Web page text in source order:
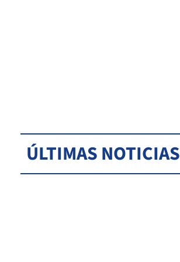
ÚLTIMAS NOTICIAS